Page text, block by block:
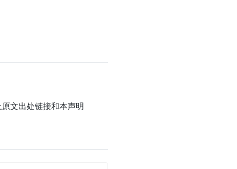
文出处链接和本声明